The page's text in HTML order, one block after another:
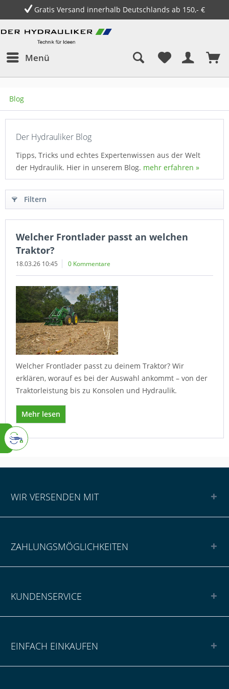
Gratis Versand innerhalb Deutschlands ab 150,- €
Menü
Blog
Der Hydrauliker Blog
Tipps, Tricks und echtes Expertenwissen aus der Welt
der Hydraulik. Hier in unserem Blog. mehr erfahren »
Filtern
Welcher Frontlader passt an welchen
Traktor?
18.03.26 10:45 0 Kommentare
Welcher Frontlader passt zu deinem Traktor? Wir
erklären, worauf es bei der Auswahl ankommt – von der
Traktorleistung bis zu Konsolen und Hydraulik.
Mehr lesen
WIR VERSENDEN MIT
ZAHLUNGSMÖGLICHKEITEN
KUNDENSERVICE
EINFACH EINKAUFEN